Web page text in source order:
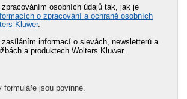
osobních údajů tak, jak je
o zpracování a ochraně osobních
Kluwer.
informací o slevách, newsletterů a
a produktech Wolters Kluwer.
formuláře jsou povinné.